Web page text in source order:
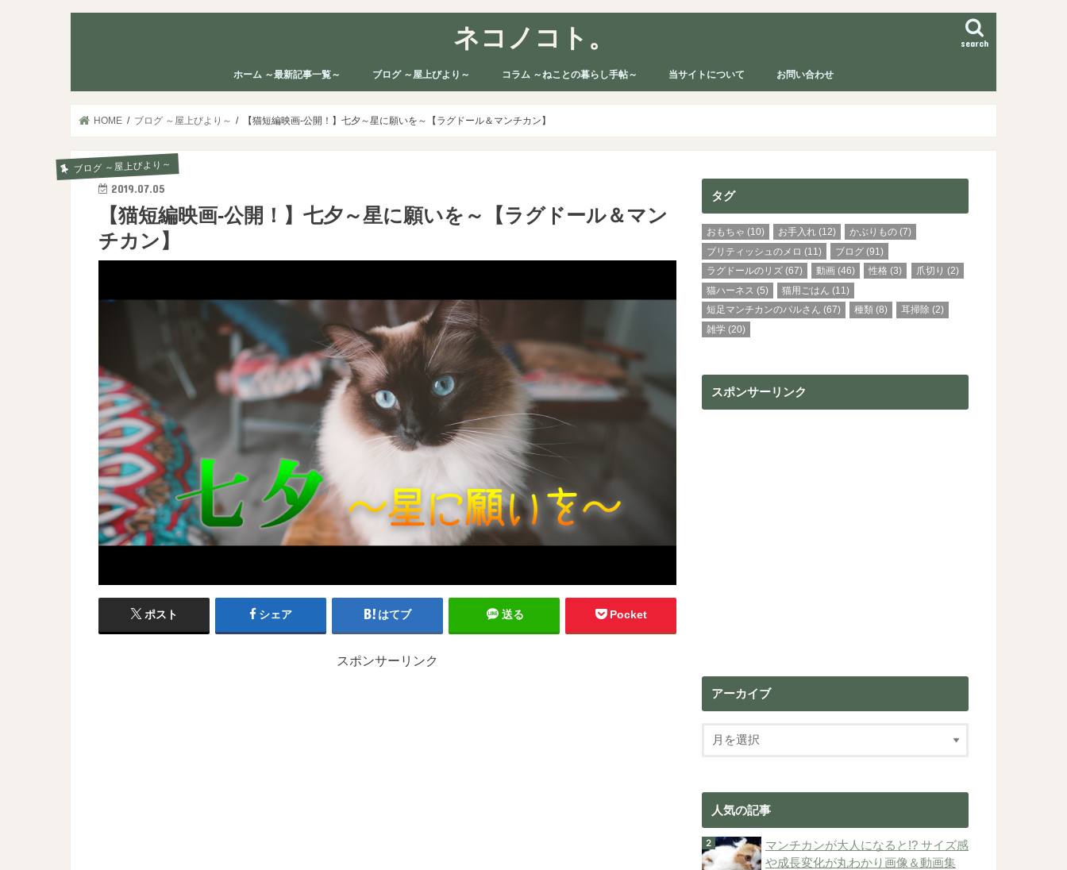
ネコノコト。 search
ホーム ～最新記事一覧～ ブログ ～屋上びより～ コラム ～ねことの暮らし手帖～ 当サイトについて お問い合わせ
HOME ブログ ～屋上びより～ 【猫短編映画-公開！】七夕～星に願いを～【ラグドール＆マンチカン】
ブログ ～屋上びより～
2019.07.05
【猫短編映画-公開！】七夕～星に願いを～【ラグドール＆マン
チカン】
ポスト シェア はてブ 送る Pocket
スポンサーリンク
タグ
おもちゃ (10) お手入れ (12) かぶりもの (7)
ブリティッシュのメロ (11) ブログ (91)
ラグドールのリズ (67) 動画 (46) 性格 (3) 爪切り (2)
猫ハーネス (5) 猫用ごはん (11)
短足マンチカンのパルさん (67) 種類 (8) 耳掃除 (2)
雑学 (20)
スポンサーリンク
アーカイブ
人気の記事
マンチカンが大人になると!? サイズ感
や成長変化が丸わかり画像＆動画集